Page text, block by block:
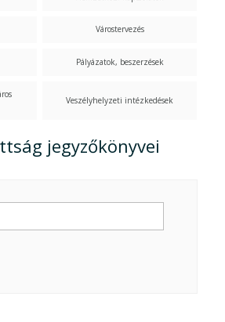
Várostervezés
Pályázatok, beszerzések
Veszélyhelyzeti intézkedések
jegyzőkönyvei